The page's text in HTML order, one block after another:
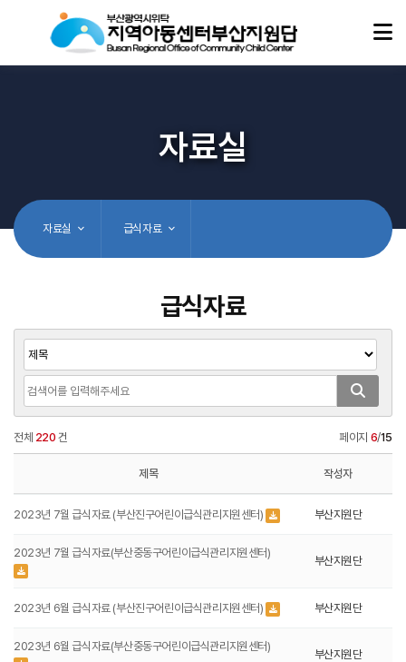
자료실
자료실 급식자료
급식자료
전체 220 건 페이지 6/15
제목 작성자
2023년 7월 급식자료 (부산진구어린이급식관리지원센터) 부산지원단
2023년 7월 급식자료(부산중동구어린이급식관리지원센터)
부산지원단
2023년 6월 급식자료 (부산진구어린이급식관리지원센터) 부산지원단
2023년 6월 급식자료(부산중동구어린이급식관리지원센터)
부산지원단